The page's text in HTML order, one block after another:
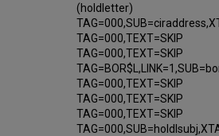
(holdletter)
TAG=000,TEXT=SKIP
TAG=000,TEXT=SKIP
TAG=000,TEXT=SKIP
TAG=000,TEXT=SKIP
TAG=000,TEXT=SKIP